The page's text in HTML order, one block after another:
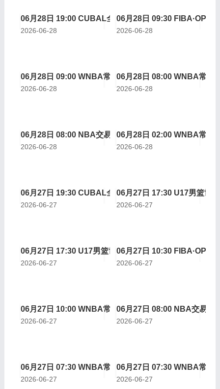
06月28日 19:00 CUBAL全国八强赛G2 太原理工大学vs
2026-06-28
06月28日 09:30
2026-06-28
06月28日 09:00 WNBA常规赛 亚特兰大梦想vs西雅图风
2026-06-28
06月28日 08:00 WNBA常规
2026-06-28
06月28日 08:00 NBA交易/签约/传言 名记一手vs全网最快
2026-06-28
06月28日 02:00 WNBA常规
2026-06-28
06月27日 19:30 CUBAL全国八强赛G2 华侨大学vs清华
2026-06-27
06月27日 17:30 U17男篮世
2026-06-27
06月27日 17:30 U17男篮世界杯小组赛B组 喀麦隆
2026-06-27
06月27日 10:30
2026-06-27
06月27日 10:00 WNBA常规赛 亚特兰大梦想vs金州女武
2026-06-27
06月27日 08:00 NBA交易/
2026-06-27
06月27日 07:30 WNBA常规赛 波特兰火焰vs芝加哥天空
2026-06-27
06月27日 07:30 WNBA常规
2026-06-27